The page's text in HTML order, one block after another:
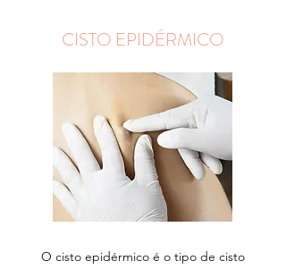
CISTO EPIDÉRMICO
O cisto epidérmico é o tipo de cisto